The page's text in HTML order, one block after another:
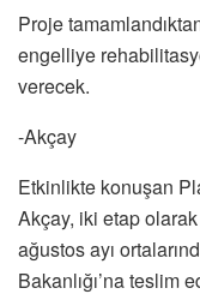
Proje
engelliye
verecek.
-Akçay
Etkinlikte konuşan
Akçay, iki etap
ağustos ayı
Bakanlığı’na teslim